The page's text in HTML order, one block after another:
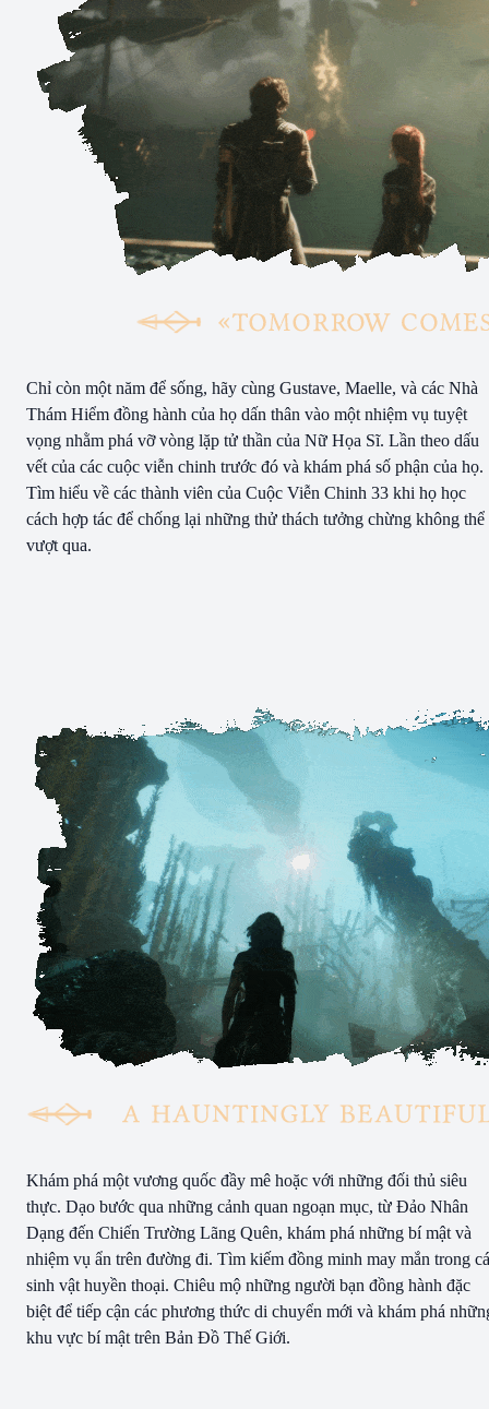
Chỉ còn một năm để sống, hãy cùng Gustave, Maelle, và các Nhà
Thám Hiểm đồng hành của họ dấn thân vào một nhiệm vụ tuyệt
vọng nhằm phá vỡ vòng lặp tử thần của Nữ Họa Sĩ. Lần theo dấu
vết của các cuộc viễn chinh trước đó và khám phá số phận của họ.
Tìm hiểu về các thành viên của Cuộc Viễn Chinh 33 khi họ học
cách hợp tác để chống lại những thử thách tưởng chừng không thể
vượt qua.
Khám phá một vương quốc đầy mê hoặc với những đối thủ siêu
thực. Dạo bước qua những cảnh quan ngoạn mục, từ Đảo Nhân
Dạng đến Chiến Trường Lãng Quên, khám phá những bí mật và
nhiệm vụ ẩn trên đường đi. Tìm kiếm đồng minh may mắn trong
sinh vật huyền thoại. Chiêu mộ những người bạn đồng hành đặc
biệt để tiếp cận các phương thức di chuyển mới và khám phá
khu vực bí mật trên Bản Đồ Thế Giới.